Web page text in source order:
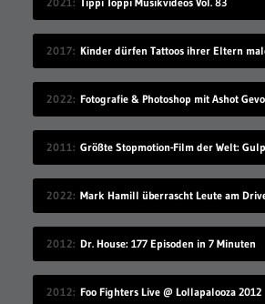
2017 Kinder dürfen Tattoos ihrer Eltern
2022 Fotografie & Photoshop mit Ashot
2011 Größte Stopmotion-Film der Welt: Gulp
2022
2012 Dr. House: 177 Episoden in 7 Minuten
2012 Foo Fighters Live @ Lollapalooza 2012